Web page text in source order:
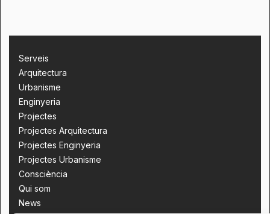
Serveis
Arquitectura
Urbanisme
Enginyeria
Projectes
Projectes Arquitectura
Projectes Enginyeria
Projectes Urbanisme
Consciència
Qui som
News